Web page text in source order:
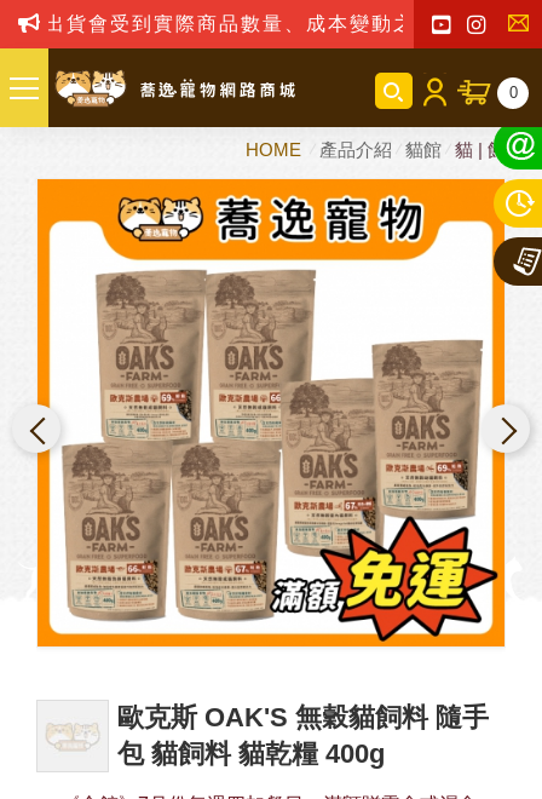
貨會受到實際商品數量、成本變動之影響，我司保留訂
聯
我
們
0
HOME 產品介紹 貓館 貓 | 飼料
歐克斯 OAK'S 無穀貓飼料 隨手
包 貓飼料 貓乾糧 400g